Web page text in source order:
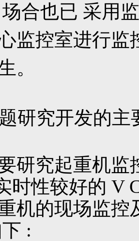
合也已 采用
监控室进行监
。
研究开发的主
研究起重机监
时性较好的 V
机的现场监控
: